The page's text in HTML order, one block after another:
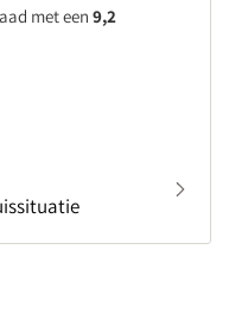
met een 9,2